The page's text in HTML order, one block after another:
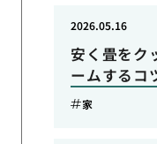
安く畳をク
ームするコ
2026.05.16
家